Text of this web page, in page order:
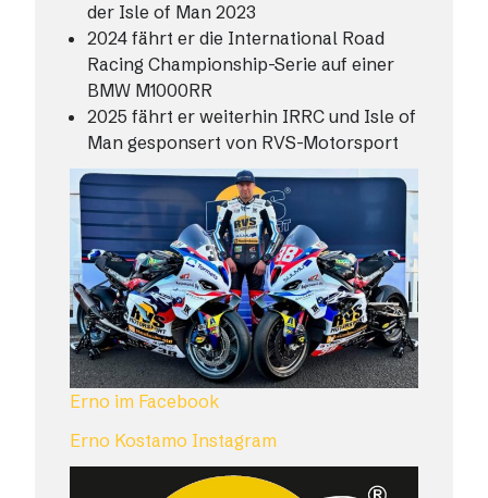
der Isle of Man 2023
2024 fährt er die International Road
Racing Championship-Serie auf einer
BMW M1000RR
2025 fährt er weiterhin IRRC und Isle of
Man gesponsert von RVS-Motorsport
Erno im Facebook
Erno Kostamo Instagram